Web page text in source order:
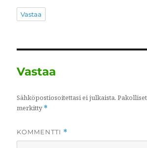
Vastaa
Vastaa
Sähköpostiosoitettasi ei julkaista.
merkitty*
KOMMENTTI *